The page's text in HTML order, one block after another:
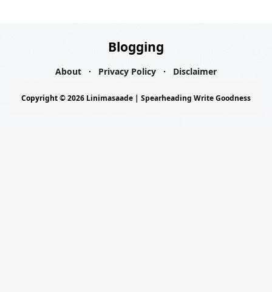
Blogging
About Privacy Policy Disclaimer
Copyright ©2026 Linimasaade | Spearheading Write Goodness